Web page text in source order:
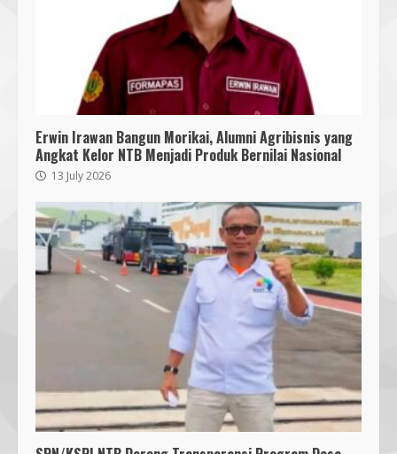
Erwin Irawan Bangun Morikai, Alumni Agribisnis yang
Angkat Kelor NTB Menjadi Produk Bernilai Nasional
13 July 2026
4
Segini Harga Resmi iPhone 15 di
Indonesia
14 October 2023
5
KKN 40 UMMAT Bersama BPBD
Simulasi Mitigasi Bencana
4 August 2026
Mahasiswa Biologi UNIZAR Jalani
PKL di Balai Karantina NTB,
Perkuat Kompetensi Biosafety
4 August 2026
Pendaftaran Nomor Seluler
Menggunakan Biometrik, Efektif?